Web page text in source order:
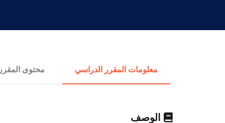
معلومات المقرر الدراسي محتوى
الوصف